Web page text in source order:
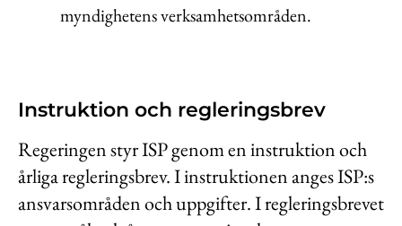
myndighetens verksamhetsområden.
Instruktion och regleringsbrev
Regeringen styr ISP genom en instruktion och
årliga regleringsbrev. I instruktionen anges ISP:s
ansvarsområden och uppgifter. I regleringsbrevet